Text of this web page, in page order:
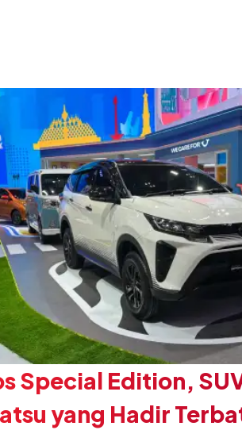
Special Edition,
yang Hadir